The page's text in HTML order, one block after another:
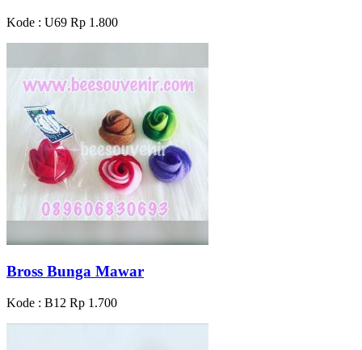
Kode : U69 Rp 1.800
Bross Bunga Mawar
Kode : B12 Rp 1.700